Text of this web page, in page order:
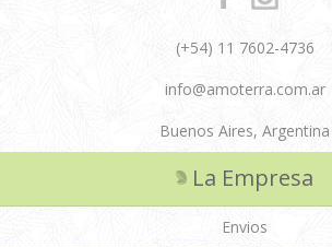
(+54) 11 7602-4736
info@amoterra.com.ar
Buenos Aires, Argentina
La Empresa
Envios